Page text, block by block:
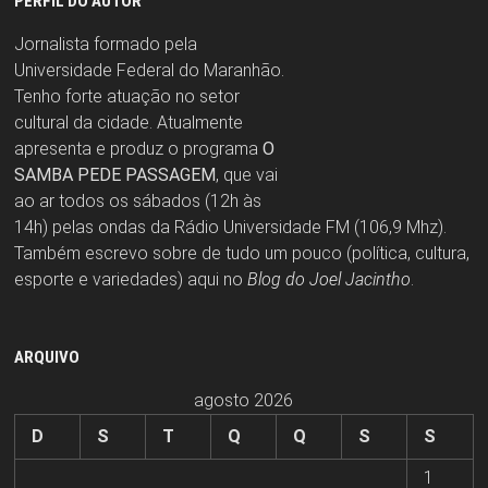
Jornalista formado pela
Universidade Federal do Maranhão.
Tenho forte atuação no setor
cultural da cidade. Atualmente
apresenta e produz o programa O
SAMBA PEDE PASSAGEM, que vai
ao ar todos os sábados (12h às
14h) pelas ondas da Rádio Universidade FM (106,9 Mhz).
Também escrevo sobre de tudo um pouco (política, cultura,
esporte e variedades) aqui no Blog do Joel Jacintho
ARQUIVO
agosto 2026
D
S T Q Q S
S
1